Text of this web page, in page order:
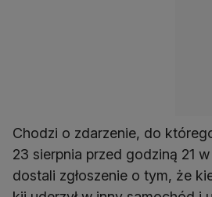
Chodzi o zdarzenie, do
23 sierpnia przed godziną 21
dostali zgłoszenie o tym, że